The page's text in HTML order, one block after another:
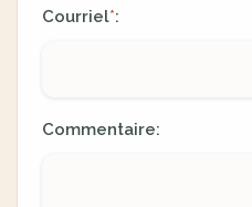
Courriel*:
Commentaire: